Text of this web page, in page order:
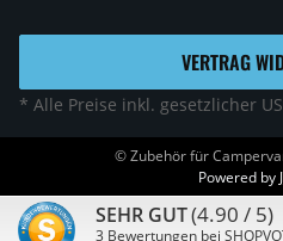
VERTRAG
* Alle Preise inkl. gesetzlicher
© Zubehör für
Powered by
SEHR GUT(4.90 / 5)
3 Bewertungen bei